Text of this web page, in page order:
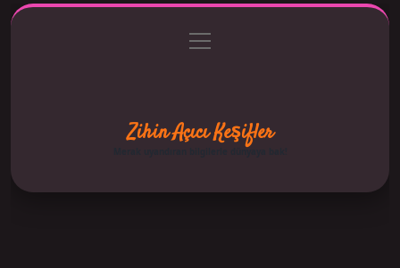
Gizlilik Politikası
menüyü
aç
Zihin Açıcı Keşifler
Merak uyandıran bilgilerle dünyaya bak!